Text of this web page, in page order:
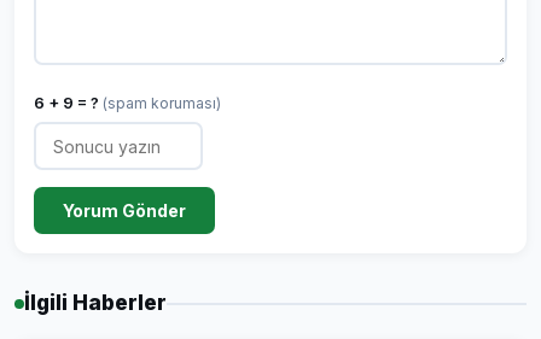
6 + 9 = ? (spam koruması)
Yorum Gönder
İlgili Haberler